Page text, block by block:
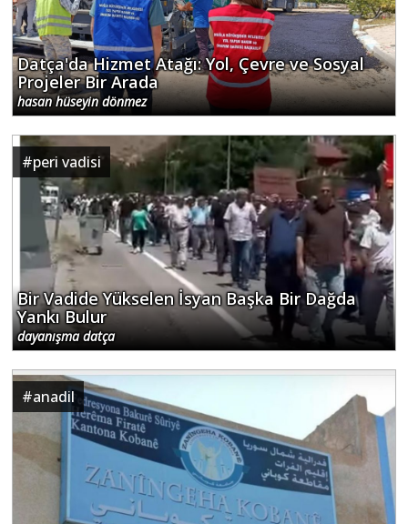
Datça'da Hizmet Atağı: Yol, Çevre ve Sosyal
Projeler Bir Arada
hasan hüseyin dönmez
#peri vadisi
Bir Vadide Yükselen İsyan Başka Bir Dağda
Yankı Bulur
dayanışma datça
#anadil